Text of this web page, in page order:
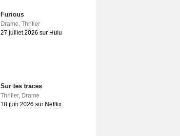
Furious
Drame, Thriller
27 juillet 2026 sur Hulu
Sur tes traces
Thriller, Drame
18 juin 2026 sur Netflix